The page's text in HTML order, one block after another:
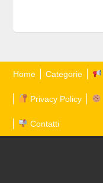
Home Categorie
Privacy Policy
Contatti